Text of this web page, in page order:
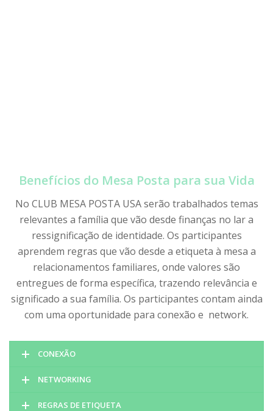
Benefícios do Mesa Posta para sua Vida
No CLUB MESA POSTA USA serão trabalhados temas
relevantes a família que vão desde finanças no lar a
ressignificação de identidade. Os participantes
aprendem regras que vão desde a etiqueta à mesa a
relacionamentos familiares, onde valores são
entregues de forma específica, trazendo relevância e
significado a sua família. Os participantes contam ainda
com uma oportunidade para conexão e network.
CONEXÃO
NETWORKING
REGRAS DE ETIQUETA